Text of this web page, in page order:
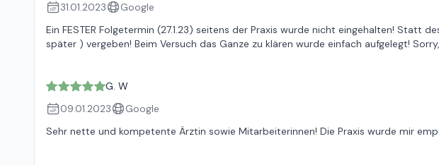
31.01.2023
Google
Ein FESTER Folgetermin (27.1.23) seitens der Praxis wurde nicht eingehalten! Statt
später ) vergeben! Beim Versuch das Ganze zu klären wurde einfach aufgelegt!
G. W
09.01.2023
Google
Sehr nette und kompetente Ärztin sowie Mitarbeiterinnen! Die Praxis wurde mir